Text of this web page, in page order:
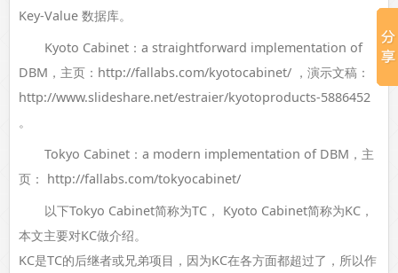
Key-Value 数据库。
Kyoto Cabinet：a straightforward implementation of
DBM，主页：http://fallabs.com/kyotocabinet/ ，演示文稿：
http://www.slideshare.net/estraier/kyotoproducts-5886452
。
Tokyo Cabinet：a modern implementation of DBM，主
页： http://fallabs.com/tokyocabinet/
以下Tokyo Cabinet简称为TC， Kyoto Cabinet简称为KC，
本文主要对KC做介绍。
KC是TC的后继者或兄弟项目，因为KC在各方面都超过了，所以作